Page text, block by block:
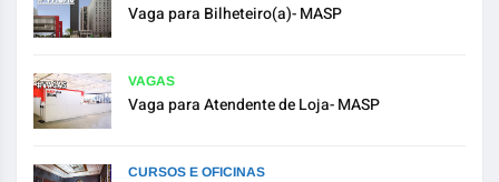
Vaga para Bilheteiro(a)- MASP
VAGAS
Vaga para Atendente de Loja- MASP
CURSOS E OFICINAS